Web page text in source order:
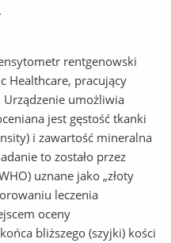
rentgenowski
Healthcare, pracujący
Urządzenie umożliwia
jest gęstość tkanki
i zawartość mineralna
to zostało przez
uznane jako „złoty
leczenia
oceny
bliższego (szyjki) kości